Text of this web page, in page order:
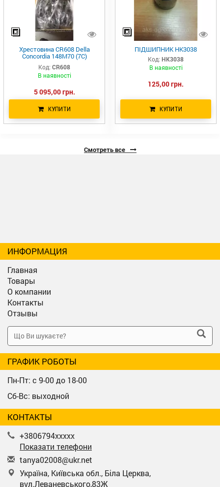
Хрестовина CR608 Della
Concordia 148M70 (7C)
84355366 86000310 301844A2
RE183350 AT49827 84355366
Код: CR608
В наявності
5 095,00 грн.
КУПИТИ
ПІДШИПНИК HK3038
Код: HK3038
В наявності
125,00 грн.
КУПИТИ
Смотреть все
ИНФОРМАЦИЯ
Главная
Товары
О компании
Контакты
Отзывы
ГРАФИК РОБОТЫ
Пн-Пт: с 9-00 до 18-00
Сб-Вс: выходной
КОНТАКТЫ
+3806794xxxxx
Показати телефони
tanya02008@ukr.net
Україна, Київська обл., Біла Церква,
вул.Леваневського,83Ж